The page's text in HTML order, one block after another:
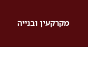
מקרקעין ובנייה